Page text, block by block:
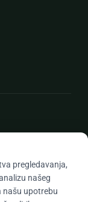
pregledavanja,
našeg
našu upotrebu